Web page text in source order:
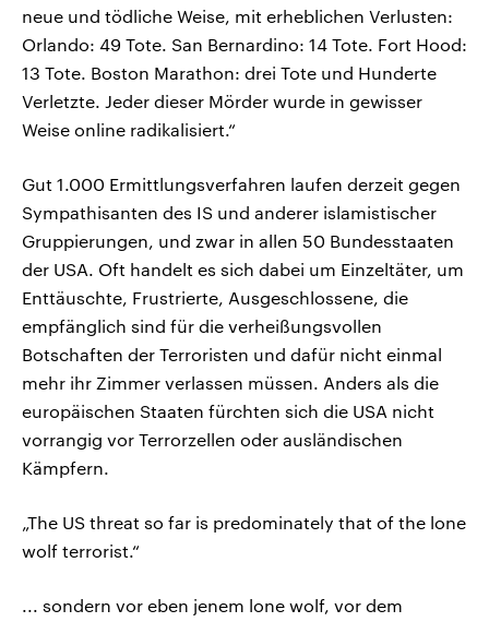
neue und tödliche Weise, mit erheblichen Verlusten:
Orlando: 49 Tote. San Bernardino: 14 Tote. Fort Hood:
13 Tote. Boston Marathon: drei Tote und Hunderte
Verletzte. Jeder dieser Mörder wurde in gewisser
Weise online radikalisiert.“
Gut 1.000 Ermittlungsverfahren laufen derzeit gegen
Sympathisanten des IS und anderer islamistischer
Gruppierungen, und zwar in allen 50 Bundesstaaten
der USA. Oft handelt es sich dabei um Einzeltäter, um
Enttäuschte, Frustrierte, Ausgeschlossene, die
empfänglich sind für die verheißungsvollen
Botschaften der Terroristen und dafür nicht einmal
mehr ihr Zimmer verlassen müssen. Anders als die
europäischen Staaten fürchten sich die USA nicht
vorrangig vor Terrorzellen oder ausländischen
Kämpfern.
„The US threat so far is predominately that of the lone
wolf terrorist.“
... sondern vor eben jenem lone wolf, vor dem